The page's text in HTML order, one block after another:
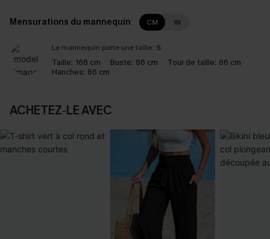
Mensurations du mannequin CM IN
Le mannequin porte une taille: S
Taille: 168 cm Buste: 86 cm Tour de taille: 66 cm
Hanches: 86 cm
ACHETEZ‑LE AVEC